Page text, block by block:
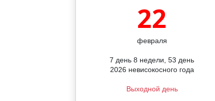
22
февраля
7 день 8 недели, 53 день
2026 невисокосного года
Выходной день